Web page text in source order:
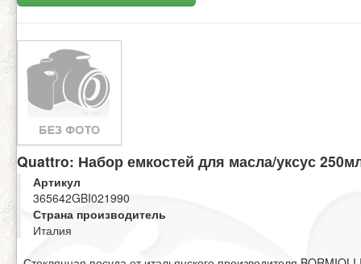
Quattro: Набор емкостей для масла/уксус
Артикул
365642GBI021990
Страна производитель
Италия